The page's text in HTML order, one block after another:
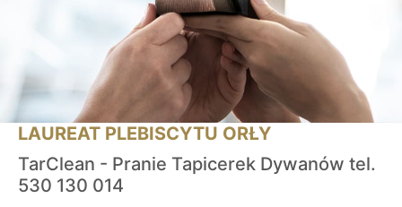
LAUREAT PLEBISCYTU ORŁY
TarClean - Pranie Tapicerek Dywanów tel.
530 130 014